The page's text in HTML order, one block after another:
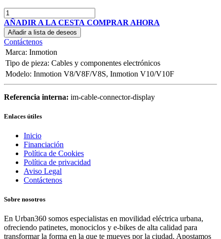
AÑADIR A LA CESTA COMPRAR AHORA
Añadir a lista de deseos
Contáctenos
Marca: Inmotion
Tipo de pieza: Cables y componentes electrónicos
Modelo: Inmotion V8/V8F/V8S, Inmotion V10/V10F
Referencia interna: im-cable-connector-display
Enlaces útiles
Inicio
Financiación
Política de Cookies
Política de privacidad
Aviso Legal
Contáctenos
Sobre nosotros
En Urban360 somos especialistas en movilidad eléctrica urbana,
ofreciendo patinetes, monociclos y e-bikes de alta calidad para
transformar la forma en la que te mueves por la ciudad. Apostamos